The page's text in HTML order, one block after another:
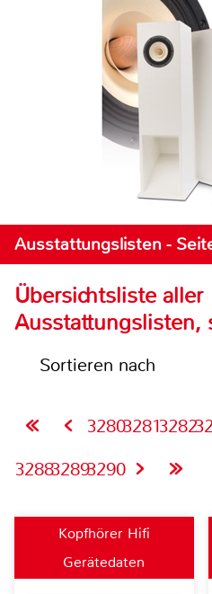
Ausstattungslisten -
Übersichtsliste aller
Ausstattungslisten,
Sortieren nach
328032813282
328832893290
Kopfhörer Hifi
Gerätedaten